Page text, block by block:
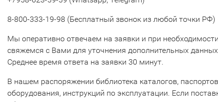
8-800-333-19-98 (Бесплатный звонок из любой точки РФ)
Мы оперативно отвечаем на заявки и при
свяжемся с Вами для уточнения дополнительных
Среднее время ответа на заявки 30 минут.
В нашем распоряжении библиотека каталогов, паспортов
оборудования, инструкций по эксплуатации. Если